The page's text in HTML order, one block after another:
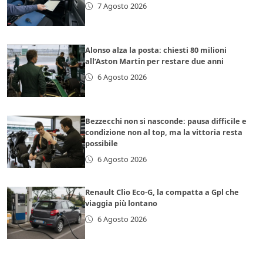
7 Agosto 2026
Alonso alza la posta: chiesti 80 milioni
all’Aston Martin per restare due anni
6 Agosto 2026
Bezzecchi non si nasconde: pausa difficile e
condizione non al top, ma la vittoria resta
possibile
6 Agosto 2026
Renault Clio Eco-G, la compatta a Gpl che
viaggia più lontano
6 Agosto 2026